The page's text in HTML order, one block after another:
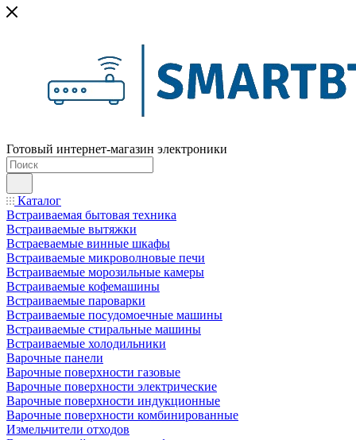
Готовый интернет-магазин электроники
Каталог
Встраиваемая бытовая техника
Встраиваемые вытяжки
Встраеваемые винные шкафы
Встраиваемые микроволновые печи
Встраиваемые морозильные камеры
Встраиваемые кофемашины
Встраиваемые пароварки
Встраиваемые посудомоечные машины
Встраиваемые стиральные машины
Встраиваемые холодильники
Варочные панели
Варочные поверхности газовые
Варочные поверхности электрические
Варочные поверхности индукционные
Варочные поверхности комбинированные
Измельчители отходов